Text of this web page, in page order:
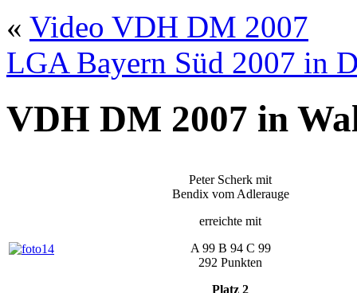
« Video VDH DM 2007
LGA Bayern Süd 2007 in
VDH DM 2007 in
Peter Scherk mit
Bendix vom Adlerauge
erreichte mit
A 99 B 94 C 99
292 Punkten
Platz 2